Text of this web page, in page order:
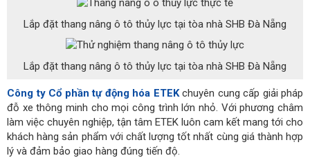
Lắp đặt thang nâng ô tô thủy lực tại tòa nhà SHB Đà Nẵng
Lắp đặt thang nâng ô tô thủy lực tại tòa nhà SHB Đà Nẵng
Công ty Cổ phần tự động hóa ETEKchuyên cung cấp giải pháp
đỗ xe thông minh cho mọi công trình lớn nhỏ. Với phương châm
làm việc chuyên nghiệp, tận tâm ETEK luôn cam kết mang tới cho
khách hàng sản phẩm với chất lượng tốt nhất cùng giá thành hợp
lý và đảm bảo giao hàng đúng tiến độ.